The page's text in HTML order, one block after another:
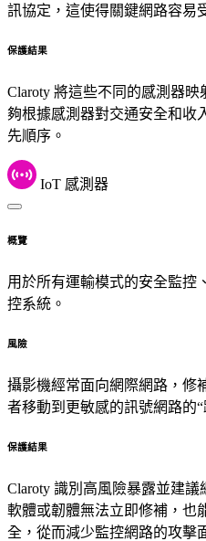
訊協定，這使得關鍵網路容易
保護結果
Claroty 將這些不同的感測器
夠根據感測器對交通安全和收
先順序。
IoT 感測器
概覽
用於所有運輸模式的安全監控
控系統。
風險
攝影機經常面向網際網路，修
者移動到更敏感的訊號網路的“
保護結果
Claroty 識別高風險暴露並建
軟體或韌體無法立即修補，也
全，從而減少監控網路的攻擊